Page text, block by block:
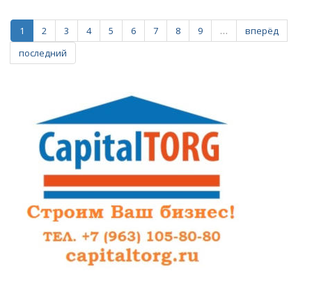
знакомым
участки
серпуховский
чиновник
1 2 3 4 5 6 7 8 9 …
вперёд
последний